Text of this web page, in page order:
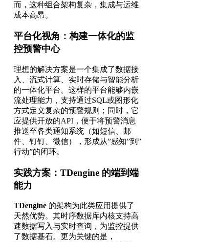
而，这种组合架构复杂，集成与运维
成本高昂。
平台化视角：构建一体化的监
控预警中心
理想的解决方案是一个集成了数据接
入、流式计算、实时存储与智能分析
的一体化平台。这样的平台能够内嵌
流处理能力，支持通过SQL或图形化
方式定义复杂的预警规则；同时，它
应提供开放的API，便于将预警消息
推送至各类通知系统（如短信、邮
件、钉钉、微信），形成从”感知”到”
行动”的闭环。
实践方案：TDengine 的端到端
能力
TDengine 的架构为此类应用提供了
天然优势。其时序数据库内核支持高
速数据写入与实时查询，为监控提供
了数据基石。更为关键的是，